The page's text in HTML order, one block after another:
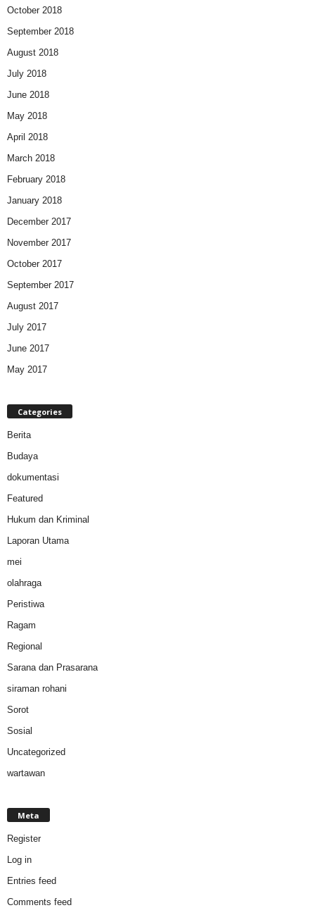
October 2018
September 2018
August 2018
July 2018
June 2018
May 2018
April 2018
March 2018
February 2018
January 2018
December 2017
November 2017
October 2017
September 2017
August 2017
July 2017
June 2017
May 2017
Categories
Berita
Budaya
dokumentasi
Featured
Hukum dan Kriminal
Laporan Utama
mei
olahraga
Peristiwa
Ragam
Regional
Sarana dan Prasarana
siraman rohani
Sorot
Sosial
Uncategorized
wartawan
Meta
Register
Log in
Entries feed
Comments feed